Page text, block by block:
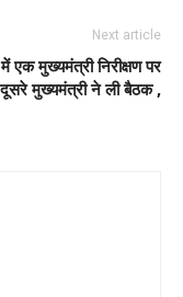
Next article
एक मुख्यमंत्री निरीक्षण पर
दूसरे मुख्यमंत्री ने ली बैठक ,